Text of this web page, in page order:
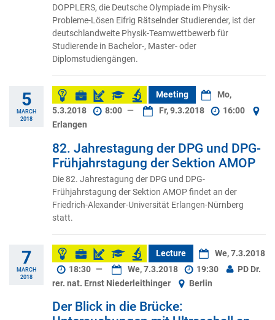
DOPPLERS, die Deutsche Olympiade im Physik-
Probleme-Lösen Eifrig Rätselnder Studierender, ist der
deutschlandweite Physik-Teamwettbewerb für
Studierende in Bachelor-, Master- oder
Diplomstudiengängen.
5
MARCH
2018
Meeting
Mo,
5.3.2018
8:00 — Fr, 9.3.2018
16:00
Erlangen
82. Jahrestagung der DPG und DPG-
Frühjahrstagung der Sektion AMOP
Die 82. Jahrestagung der DPG und DPG-
Frühjahrstagung der Sektion AMOP findet an der
Friedrich-Alexander-Universität Erlangen-Nürnberg
statt.
7
MARCH
2018
Lecture
We, 7.3.2018
18:30 — We, 7.3.2018 19:30
PD Dr.
rer. nat. Ernst Niederleithinger
Berlin
Der Blick in die Brücke: